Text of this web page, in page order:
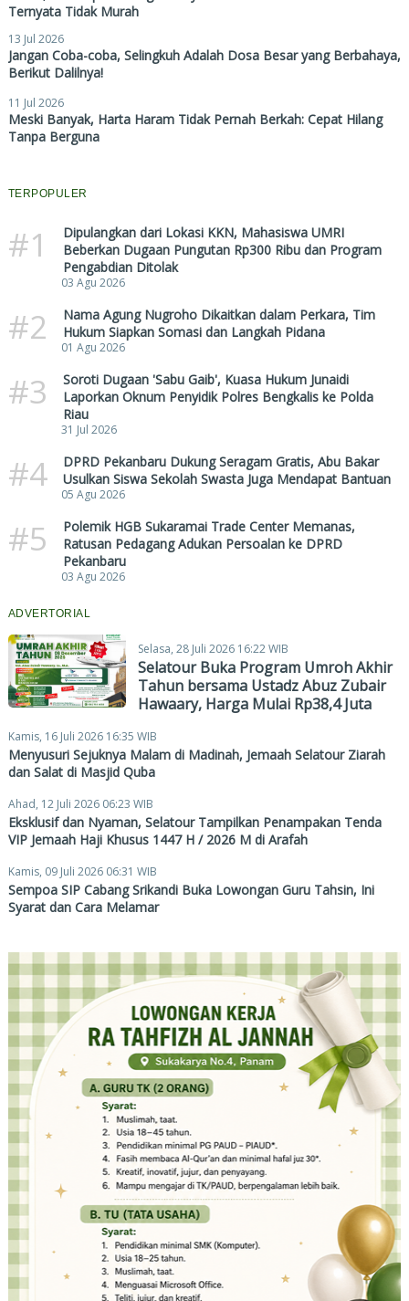
Ternyata Tidak Murah
13 Jul 2026
Jangan Coba-coba, Selingkuh Adalah Dosa Besar yang Berbahaya,
Berikut Dalilnya!
11 Jul 2026
Meski Banyak, Harta Haram Tidak Pernah Berkah: Cepat Hilang
Tanpa Berguna
TERPOPULER
#1
Dipulangkan dari Lokasi KKN, Mahasiswa UMRI
Beberkan Dugaan Pungutan Rp300 Ribu dan Program
Pengabdian Ditolak
03 Agu 2026
#2
Nama Agung Nugroho Dikaitkan dalam Perkara, Tim
Hukum Siapkan Somasi dan Langkah Pidana
01 Agu 2026
#3
Soroti Dugaan 'Sabu Gaib', Kuasa Hukum Junaidi
Laporkan Oknum Penyidik Polres Bengkalis ke Polda
Riau
31 Jul 2026
#4
DPRD Pekanbaru Dukung Seragam Gratis, Abu Bakar
Usulkan Siswa Sekolah Swasta Juga Mendapat Bantuan
05 Agu 2026
#5
Polemik HGB Sukaramai Trade Center Memanas,
Ratusan Pedagang Adukan Persoalan ke DPRD
Pekanbaru
03 Agu 2026
ADVERTORIAL
Selasa, 28 Juli 2026 16:22 WIB
Selatour Buka Program Umroh Akhir
Tahun bersama Ustadz Abuz Zubair
Hawaary, Harga Mulai Rp38,4 Juta
Kamis, 16 Juli 2026 16:35 WIB
Menyusuri Sejuknya Malam di Madinah, Jemaah Selatour Ziarah
dan Salat di Masjid Quba
Ahad, 12 Juli 2026 06:23 WIB
Eksklusif dan Nyaman, Selatour Tampilkan Penampakan Tenda
VIP Jemaah Haji Khusus 1447 H / 2026 M di Arafah
Kamis, 09 Juli 2026 06:31 WIB
Sempoa SIP Cabang Srikandi Buka Lowongan Guru Tahsin, Ini
Syarat dan Cara Melamar